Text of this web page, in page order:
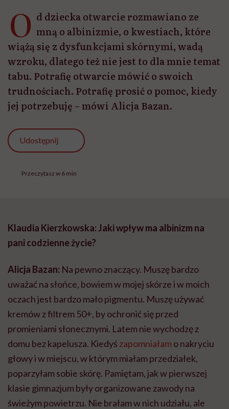
O d dziecka otwarcie rozmawiano ze
mną o albinizmie, o kwestiach, które
wiążą się z dysfunkcjami skórnymi, wadą
wzroku, dlatego też nie jest to dla mnie temat
tabu. Potrafię otwarcie mówić o swoich
trudnościach. Potrafię prosić o pomoc, kiedy
jej potrzebuję – mówi Alicja Bazan.
Udostępnij
Przeczytasz w 6 min
Klaudia Kierzkowska: Jaki wpływ ma albinizm na
pani codzienne życie?
Alicja Bazan: Na pewno znaczący. Muszę bardzo
uważać na słońce, bowiem w mojej skórze i w moich
oczach jest bardzo mało pigmentu. Muszę używać
kremów z filtrem 50+, by ochronić się przed
promieniami słonecznymi. Latem nie wychodzę z
domu bez kapelusza. Kiedyś zapomniałam o nakryciu
głowy i w miejscu, w którym miałam przedziałek,
poparzyłam sobie skórę. Pamiętam, jak w pierwszej
klasie gimnazjum były organizowane zawody na
świeżym powietrzu. Nie brałam w nich udziału, ale